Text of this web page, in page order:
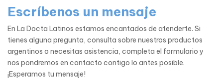
Escríbenos un mensaje
En La Docta Latinos estamos encantados de atenderte. Si
tienes alguna pregunta, consulta sobre nuestros productos
argentinos o necesitas asistencia, completa el formulario y
nos pondremos en contacto contigo lo antes posible.
¡Esperamos tu mensaje!